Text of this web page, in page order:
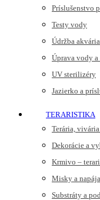
Príslušenstvo
Testy vody
Údržba akvária
Úprava vody a
UV sterilizéry
Jazierko a
TERARISTIKA
Terária,
Dekorácie a
Krmivo –
Misky a
Substráty a